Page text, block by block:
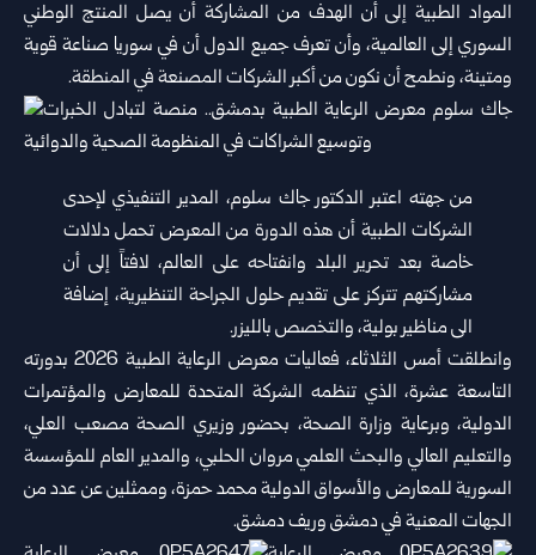
المواد الطبية إلى أن الهدف من المشاركة أن يصل المنتج الوطني
السوري إلى العالمية، وأن تعرف جميع الدول أن في سوريا صناعة قوية
ومتينة، ونطمح أن نكون من أكبر الشركات المصنعة في المنطقة.
من جهته اعتبر الدكتور جاك سلوم، المدير التنفيذي لإحدى
الشركات الطبية أن هذه الدورة من المعرض تحمل دلالات
خاصة بعد تحرير البلد وانفتاحه على العالم، لافتاً إلى أن
مشاركتهم تتركز على تقديم حلول الجراحة التنظيرية، إضافة
الى مناظير بولية، والتخصص بالليزر.
وانطلقت أمس الثلاثاء، فعاليات معرض الرعاية الطبية 2026 بدورته
التاسعة عشرة، الذي تنظمه الشركة المتحدة للمعارض والمؤتمرات
الدولية، وبرعاية وزارة الصحة، بحضور وزيري الصحة مصعب العلي،
والتعليم ‏العالي ‌‏والبحث العلمي ‏مروان الحلبي،‏ والمدير العام للمؤسسة
السورية للمعارض ‌‏والأسواق الدولية محمد حمزة، وممثلين عن عدد من
الجهات المعنية في ‏دمشق وريف دمشق.